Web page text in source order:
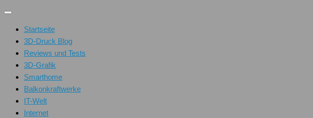
Unter
Inhalt
Startseite
3D-Druck Blog
Reviews und Tests
3D-Grafik
Smarthome
Balkonkraftwerke
IT-Welt
Internet